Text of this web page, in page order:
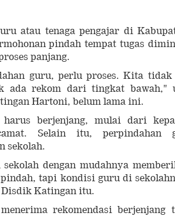
atau tenaga pengajar di
pindah tempat tugas
panjang.
guru, perlu proses. Kita tidak
ada rekom dari tingkat bawah,"
Hartoni, belum lama ini.
harus berjenjang, mulai dari
Selain itu, perpindahan
sekolah.
dengan mudahnya
tapi kondisi guru di
Katingan itu.
rekomendasi berjenjang